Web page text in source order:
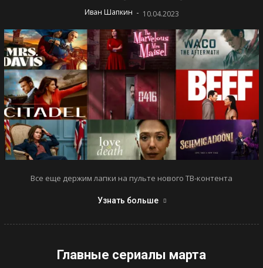
Иван Шапкин - 10.04.2023
Все еще держим лапки на пульте нового ТВ-контента
Узнать больше
Главные сериалы марта